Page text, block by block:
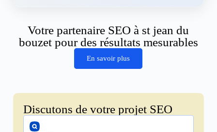
Votre partenaire SEO à st jean du
bouzet pour des résultats mesurables
En savoir plus
Discutons de votre projet SEO